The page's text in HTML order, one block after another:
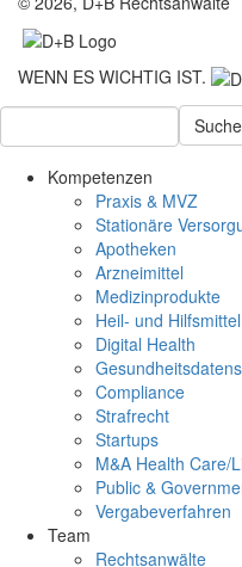
WENN ES WICHTIG IST.
Kompetenzen
Praxis & MVZ
Stationäre
Apotheken
Arzneimittel
Medizinprodukte
Heil- und Hilfsmittel
Digital Health
Compliance
Strafrecht
Startups
M&A Health Care/
Public &
Vergabeverfahren
Team
Rechtsanwälte